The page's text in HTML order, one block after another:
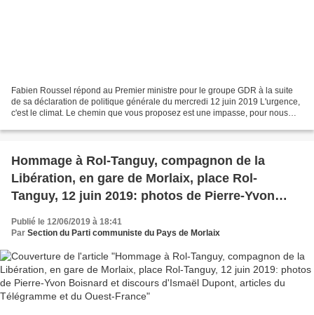
Fabien Roussel répond au Premier ministre pour le groupe GDR à la suite
de sa déclaration de politique générale du mercredi 12 juin 2019 L'urgence,
c'est le climat. Le chemin que vous proposez est une impasse, pour nous
Hommage à Rol-Tanguy, compagnon de la
Libération, en gare de Morlaix, place Rol-
Tanguy, 12 juin 2019: photos de Pierre-Yvon
du Télégramme et du Ouest-France
Publié le 12/06/2019 à 18:41
Par Section du Parti communiste du Pays de Morlaix